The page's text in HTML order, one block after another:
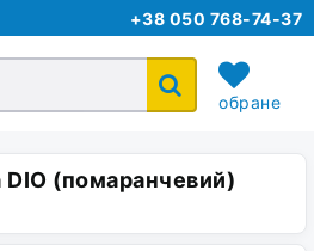
+38 050 768-74-37
обране
кошик
(помаранчевий)